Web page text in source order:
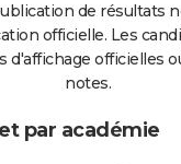
de résultats
officielle. Les
d'affichage officielles
notes.
par académie